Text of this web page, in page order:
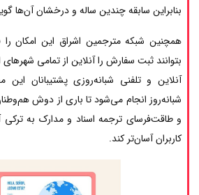
بنابراین سابقه چندین ساله و درخشان آن‌ها
همچنین شبکه مترجمین اشراق این امکان را
بتوانند ثبت سفارش را آنلاین از تمامی
آنلاین و تلفنی شبانه‌روزی پشتیبانان
شبانه‌روز انجام می‌شود تا باری از دوش
و طاقت‌فرسای ترجمه اسناد و مدارک به ترکی
کاربران آسان‌تر کند.